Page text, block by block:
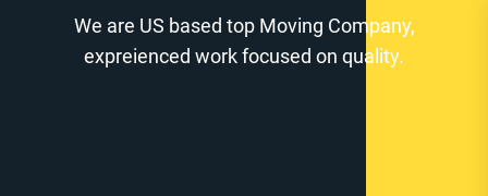
We are US based top Moving Company,
expreienced work focused on quality.